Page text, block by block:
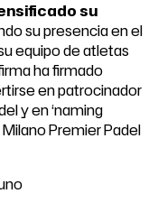
su
su presencia en el
equipo de atletas
ha firmado
en patrocinador
y en ‘naming
Premier Padel